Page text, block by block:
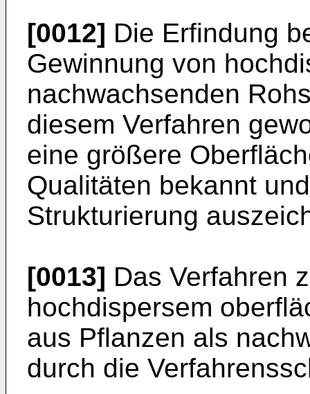
[0012] Die Erfindung
Gewinnung von
nachwachsenden
diesem Verfahren
eine größere
Qualitäten bekannt
Strukturierung
[0013] Das Verfahren
hochdispersem
aus Pflanzen als
durch die